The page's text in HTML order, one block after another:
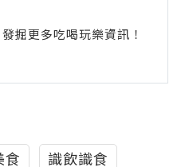
掘更多吃喝玩樂資訊！
食 識飲識食